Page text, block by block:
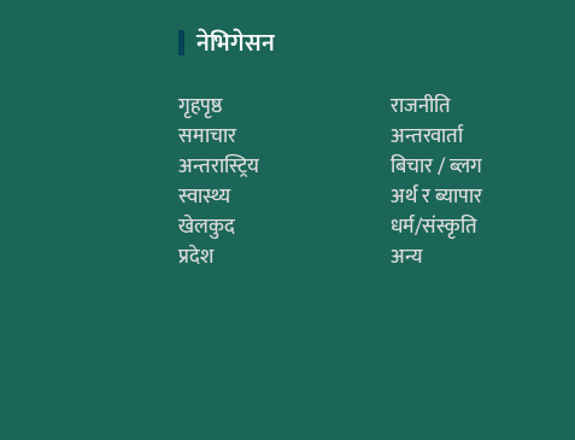
नेभिगेसन
गृहपृष्ठ
राजनीति
समाचार
अन्तरवार्ता
अन्तरास्ट्रिय
बिचार / ब्लग
स्वास्थ्य
अर्थ र ब्यापार
खेलकुद
धर्म/संस्कृति
प्रदेश
अन्य